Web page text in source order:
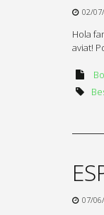
02/
Hola
aviat!
07/